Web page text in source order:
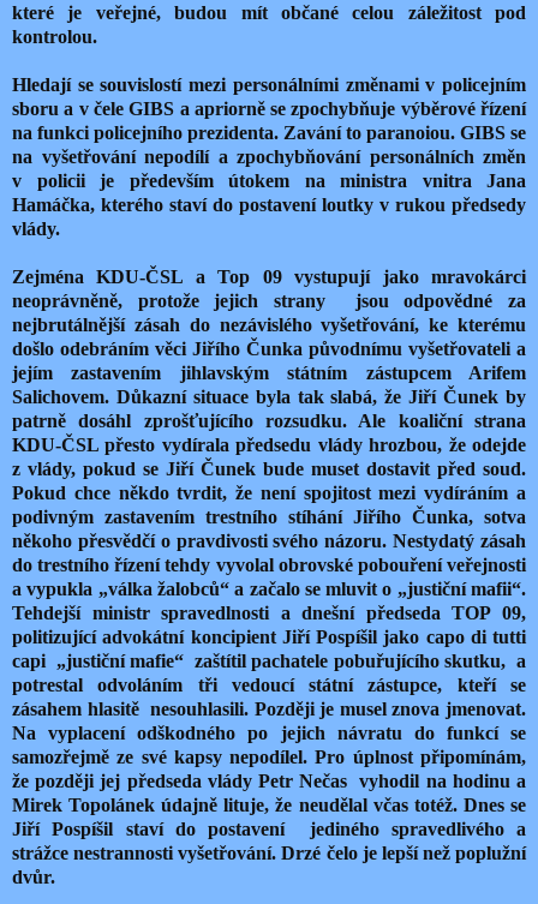
které je veřejné, budou mít občané celou záležitost pod
kontrolou.
Hledají se souvislostí mezi personálními změnami v policejním
sboru a v čele GIBS a apriorně se zpochybňuje výběrové řízení
na funkci policejního prezidenta. Zavání to paranoiou. GIBS se
na vyšetřování nepodílí a zpochybňování personálních změn
v policii je především útokem na ministra vnitra Jana
Hamáčka, kterého staví do postavení loutky v rukou předsedy
vlády.
Zejména KDU-ČSL a Top 09 vystupují jako mravokárci
neoprávněně, protože jejich strany
jsou odpovědné za
nejbrutálnější zásah do nezávislého vyšetřování, ke kterému
došlo odebráním věci Jiřího Čunka původnímu vyšetřovateli a
jejím zastavením jihlavským státním zástupcem Arifem
Salichovem. Důkazní situace byla tak slabá, že Jiří Čunek by
patrně dosáhl zprošťujícího rozsudku. Ale koaliční strana
KDU-ČSL přesto vydírala předsedu vlády hrozbou, že odejde
z vlády, pokud se Jiří Čunek bude muset dostavit před soud.
Pokud chce někdo tvrdit, že není spojitost mezi vydíráním a
podivným zastavením trestního stíhání Jiřího Čunka, sotva
někoho přesvědčí o pravdivosti svého názoru. Nestydatý zásah
do trestního řízení tehdy vyvolal obrovské pobouření veřejnosti
a vypukla „válka žalobců“ a začalo se mluvit o „justiční mafii“.
Tehdejší ministr spravedlnosti a dnešní předseda TOP 09,
politizující advokátní koncipient Jiří Pospíšil jako capo di tutti
capi „justiční mafie“ zaštítil pachatele pobuřujícího skutku, a
potrestal odvoláním tři vedoucí státní zástupce, kteří se
zásahem hlasitě nesouhlasili. Později je musel znova jmenovat.
Na vyplacení odškodného po jejich návratu do funkcí se
samozřejmě ze své kapsy nepodílel. Pro úplnost připomínám,
že později jej předseda vlády Petr Nečas
vyhodil na hodinu a
Mirek Topolánek údajně lituje, že neudělal včas totéž. Dnes se
Jiří Pospíšil staví do postavení
jediného spravedlivého a
strážce nestrannosti vyšetřování. Drzé čelo je lepší než poplužní
dvůr.